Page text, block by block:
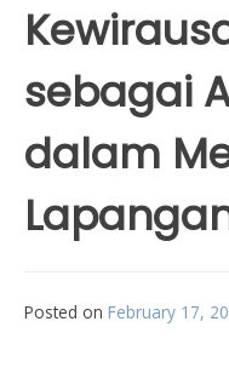
sebagai
dalam
Posted on February 17,